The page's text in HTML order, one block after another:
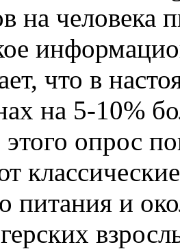
на человека
что в
на 5-10%
опрос
питания и